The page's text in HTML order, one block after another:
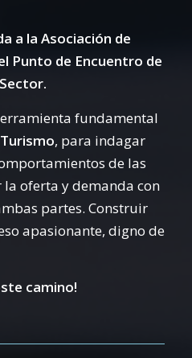
a la Asociación de
Punto de Encuentro de
fundamental
Turismo, para indagar
de las
oferta y demanda con
partes. Construir
apasionante, digno de
camino!